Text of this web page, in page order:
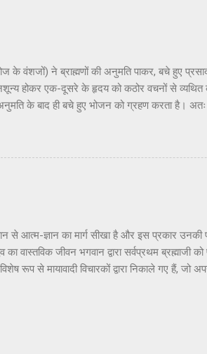
...
वंशजों) ने ब्राह्मणों की अनुमति पाकर, बचे हुए
होकर एक-दूसरे के हृदय को कठोर वचनों से
के बाद ही बचे हुए भोजन को ग्रहण करता है।
और विवेकशून्य हो गए, यहाँ तक कि वे एक-दूसरे के
हानिकारक है कि इतना सुसंस्कृत परिवार भी
की गई थी, परन्तु ईश्वर की इच्छा से ऐसा हुआ, और
ज्ञान का मार्ग सीखा है और इस प्रकार उनकी
जीवन भगवान द्वारा सर्वप्रथम ब्रह्माजी को
रूप से मायावादी विचारकों द्वारा निकाले गए हैं, जो
रूप से सट्टेबाज़ भगवान श्रीकृष्ण के चरणकमलों में